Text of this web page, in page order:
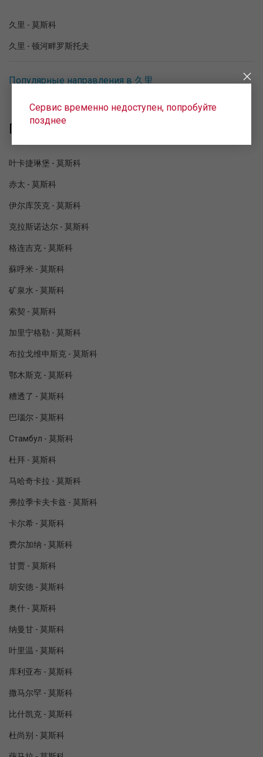
久里 - 莫斯科
久里 - 顿河畔罗斯托夫
Популярные направления в 久里
Популярные направления в 莫斯科:
叶卡捷琳堡 - 莫斯科
赤太 - 莫斯科
伊尔库茨克 - 莫斯科
克拉斯诺达尔 - 莫斯科
格连吉克 - 莫斯科
蘇呼米 - 莫斯科
矿泉水 - 莫斯科
索契 - 莫斯科
加里宁格勒 - 莫斯科
布拉戈维申斯克 - 莫斯科
鄂木斯克 - 莫斯科
糟透了 - 莫斯科
巴瑙尔 - 莫斯科
Стамбул - 莫斯科
杜拜 - 莫斯科
马哈奇卡拉 - 莫斯科
弗拉季卡夫卡兹 - 莫斯科
卡尔希 - 莫斯科
费尔加纳 - 莫斯科
甘贾 - 莫斯科
胡安德 - 莫斯科
奥什 - 莫斯科
纳曼甘 - 莫斯科
叶里温 - 莫斯科
库利亚布 - 莫斯科
撒马尔罕 - 莫斯科
比什凯克 - 莫斯科
杜尚别 - 莫斯科
Сервис временно недоступен, попробуйте
позднее